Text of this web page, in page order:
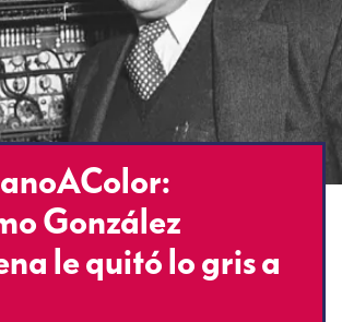
González
le quitó lo gris a